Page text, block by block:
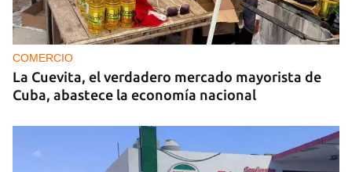
COMERCIO
La Cuevita, el verdadero mercado mayorista de
Cuba, abastece la economía nacional